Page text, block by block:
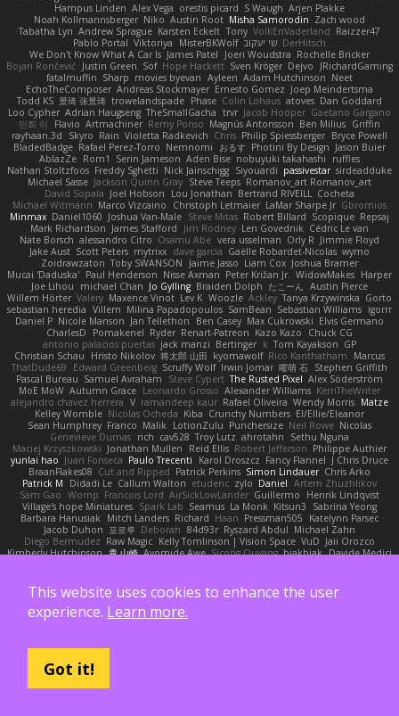
Hampus Linden Alex Vega orestis picard S Waugh Arjen Plakke
Noah Kollmannsberger Niko Austin Root Misha Samorodin Zach wood
Tabatha Lyn Andrew Sprague Karsten Eckelt Tony VolkEnVaderland Raizzer47
Pablo Portal Viktoriya MisterBKWolf שי יעקוב DerHitsch
We Don't Know What A Car Is James Patel Joeri Woudstra Rochelle Bricker
Bojan Rončević
Justin Green Sof Hope Hackett Sven Kröger Dejvo
JRichardGaming
fatalmuffin Sharp movies byevan Ayleen Adam Hutchinson Neet
EchoTheComposer Andreas Stockmayer Ernesto Gomez Joep Meindertsma
Todd KS 景琦 张景琦 trowelandspade Phase Colin Lohaus atoves Dan Goddard
Loo Cypher Adrian Haugseng TheSmallGacha trvr Jacob Hooper Gaetano Gargano
민희 이
Flavio Artmachiner Remy Ponso Magnús Antonsson Ben Milius Griffin
rayhaan.3d
Skyro Rain Violetta Radkevich Chris Philip Spiessberger Bryce Powell
BladedBadge Rafael Perez-Torro Nemnomi おるす Photini By Design Jason Buier
AblazZe Rom1 Serin Jameson Aden Bise nobuyuki takahashi
ruffles
Nathan Stoltzfoos Freddy Sghetti Nick Jainschigg Siyouardi passivestar sirdeadduke
Michael Sasse Jackson Quinn Gray Steve Teeps Romanov_art Romanov_art
David Sopala Joel Hobson Lou Jonathan Bertrand RIVEILL
Cocheta
Michael Witmann Marco Vizcaino Christoph Letmaier LaMar Sharpe Jr Gbromios
Minmax Daniel1060 Joshua Van-Male Steve Mitas Robert Billard Scopique Repsaj
Mark Richardson James Stafford Jim Rodney Len Govednik Cédric Le van
Nate Borsch alessandro Citro Osamu Abe vera usselman Orly R Jimmie Floyd
Jake Aust Scott Peters mytrixx dave garcia Gaëlle Robardet-Nicolas wymo
Zoidrawzaton Toby SWANSON Jaime Jasso Liam Cox Joshua Bramer
Mucai 'Daduska' Paul Henderson Nisse Axman Peter Križan Jr. WidowMakes Harper
Joe Lihou
michael Chan Jo Gylling Braiden Dolph たこーん
Austin Pierce
Willem Hörter Valery Maxence Vinot Lev K Woozle Ackley Tanya Krzywinska Gorto
sebastian heredia Villem Milina Papadopoulos SamBean Sebastian Williams igorrr
Daniel P Nicole Manson Jan Tellethon Ben Casey Max Cukrowski Elvis Germano
CharlesD
Pomakenel Ryder Renart-Patreon Kazo Kazo
Chuck CG
antonio palacios puertas jack manzi Bertinger k Tom Kayakson GP
Christian Schau
Hristo Nikolov 将太郎 山田 kyomawolf Rico Kanthatham
Marcus
ThatDude69
Edward Greenberg Scruffy Wolf Irwin Jomar 曜萌 石 Stephen Griffith
Pascal Bureau Samuel Avraham Steve Cypert The Rusted Pixel Alex Söderström
MoE MoW Autumn Grace Leonardo Grosso Alexander Williams KerriTheWriter
alejandro chavez herrera V ramandeep kaur Rafael Oliveira Wendy Morris Matze
Kelley Womble Nicolas Ocheda Kiba Crunchy Numbers El/Ellie/Eleanor
Sean Humphrey Franco Malik LotionZulu Punchersize Neil Rowe Nicolas
Genevieve Dumas rich cav528 Troy Lutz ahrotahn
Sethu Nguna
Maciej Krzyszkowski Jonathan Mullen Reid Ellis Robert Jefferson Philippe Authier
yunlai hao Juan Fonseca Paulo Trecenti Karol Droszcz Fancy Flannel J Chris Druce
BraanFlakes08 Cut and Ripped Patrick Perkins Simon Lindauer Chris Arko
Patrick M
Didadi Le Callum Walton etudenc zylo Daniel Artem Zhuzhlikov
Sam Gao Womp Francois Lord AirSickLowLander Guillermo
Henrik Lindqvist
Village's hope Miniatures Spark Lab Seamus La Monk Kitsun3
Sabrina Yeong
Barbara Hanusiak
Mitch Landers Richard Haan Pressman505
Katelynn Parsec
Jacob Duhon 포로루 Deborah 84d93r Ryszard Abdul Michael Zahn
Diego Bermudez Raw Magic Kelly Tomlinson | Vision Space VuD Jaii Orozco
Kimberly Hutchinson 貴 山崎 Ayomide Awe Sicong Ouyang bjakbjak Davide Medici
Anxiety Opossum Carlos Esplugues Jim Kneuper sebastian botero
Almantas Vasiliauskas Tess Cornwall Rahul Chandwaney Austin Durban
Yuliya Ralph Does Stuff EEEEE Jelle sahmkow
Andrew Islas
Kalliope Marie Josh Dunfee
THG Creative lia wu
Riverin David-Alexandre
This website uses cookies to enhance the user
experience. Learn more.
Got it!